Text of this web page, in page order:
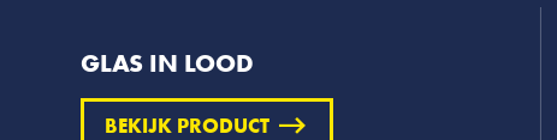
GLAS IN LOOD
BEKIJK PRODUCT